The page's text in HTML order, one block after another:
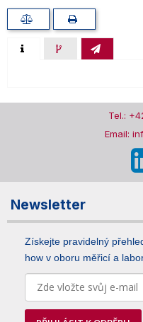
Tel.:
Email:
Newsletter
Získejte pravidelný
how v oboru měřicí a